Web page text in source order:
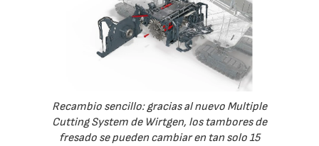
Recambio sencillo: gracias al nuevo Multiple
Cutting System de Wirtgen, los tambores de
fresado se pueden cambiar en tan solo 15